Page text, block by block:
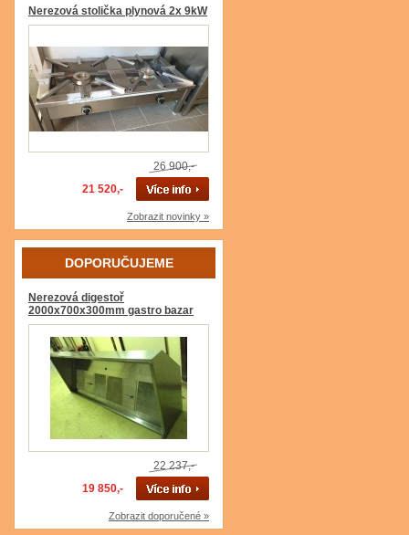
Nerezová stolička plynová 2x 9kW
26 900,-
21 520,-
Zobrazit novinky »
DOPORUČUJEME
Nerezová digestoř
2000x700x300mm gastro bazar
22 237,-
19 850,-
Zobrazit doporučené »